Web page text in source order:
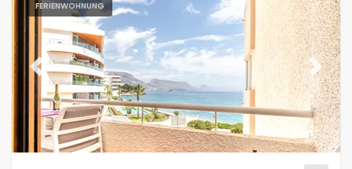
Schlafzimmer
Badezimmer
FERIENWOHNUNG
Previous Next